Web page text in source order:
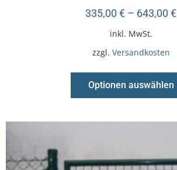
335,00 € – 643,00 €
inkl. MwSt.
zzgl. Versandkosten
Optionen auswählen